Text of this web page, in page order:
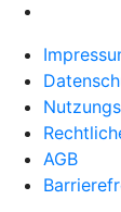
AGB